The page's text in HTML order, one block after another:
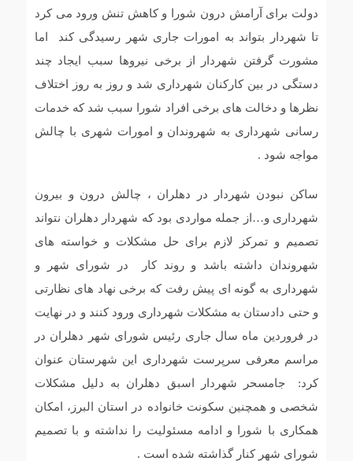
دولت برای آرامش درون شورا و کاهش تنش ورود می کرد
تا شهردار بتواند به امورات جاری شهر رسیدگی کند اما
مشورت گرفتن شهردار از برخی نیروها سبب ایجاد چند
دستگی در بین کارکنان شهرداری شد و روز به روز اختلاف
نظرها و دخالت های برخی افراد شورا سبب شد که خدمات
رسانی شهرداری به شهروندان و امورات شهری با چالش
مواجه شود .
ساکن نبودن شهردار در دهلران ، چالش درون و بیرون
شهرداری و…از جمله مواردی بود که شهردار دهلران نتواند
تصمیم و تمرکز لازم برای حل مشکلات و خواسته های
شهروندان داشته باشد و روند کار در شورای شهر و
شهرداری به گونه ای پیش رفت که برخی نهاد های نظارتی
و حتی دادستان به مشکلات شهرداری ورود کنند و در نهایت
در فروردین ماه سال جاری رئیس شورای شهر دهلران در
مراسم معرفی سرپرست شهرداری این شهرستان عنوان
کرد: جامسحر شهردار اسبق دهلران به دلیل مشکلات
شخصی و همچنین سکونت خانواده در استان البرز، امکان
همکاری با شورا و ادامه مسئولیت را نداشته و با تصمیم
شورای شهر کنار گذاشته شده است .